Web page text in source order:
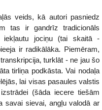
veids, kā autori pasniedz
tas ir gandrīz tradicionāls
jociņu (tai skaitā -
ir radikālāka. Piemēram,
turklāt - ne jau šo
tirliņa podkāsta. Vai nodaļa
lai visas pasaules valstis
(šāda iecere tiešām
savai sievai, angļu valodā ar